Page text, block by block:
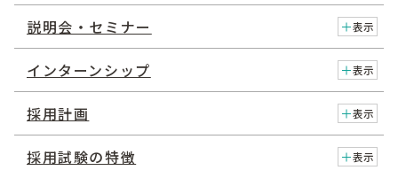
説明会・セミナー 表示
インターンシップ 表示
採用計画 表示
採用試験の特徴 表示